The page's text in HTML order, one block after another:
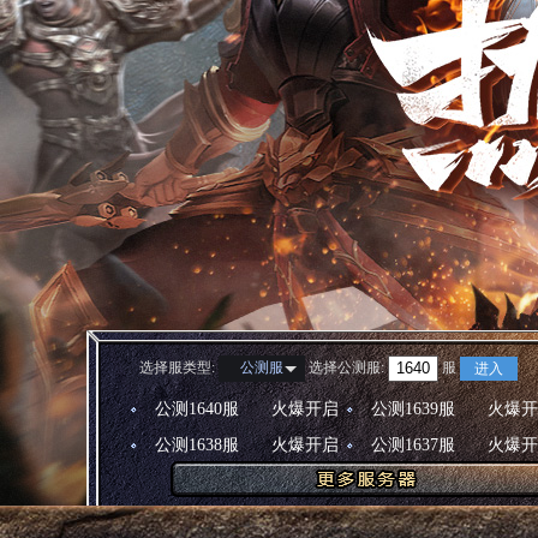
选择服类型: 公测服 选择公测服: 服 进入
公测1640服 火爆开启 公测1639服
火爆
公测1638服
火爆开启 公测1637服 火爆